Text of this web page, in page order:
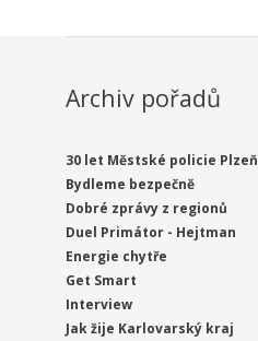
Archiv pořadů
30 let Městské policie Plzeň
Bydleme bezpečně
Dobré zprávy z regionů
Duel Primátor - Hejtman
Energie chytře
Get Smart
Interview
Jak žije Karlovarský kraj